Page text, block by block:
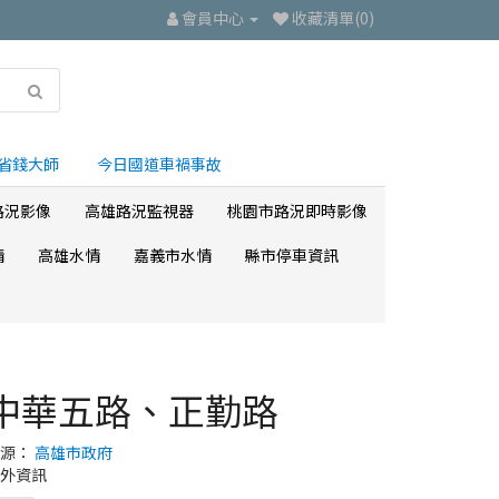
會員中心 收藏清單(0)
錢大師 今日國道車禍事故
影像 高雄路況監視器
桃園市路況即時影像
高雄水情 嘉義市水情 縣市停車資訊
華五路、正勤路
： 高雄市政府
資訊